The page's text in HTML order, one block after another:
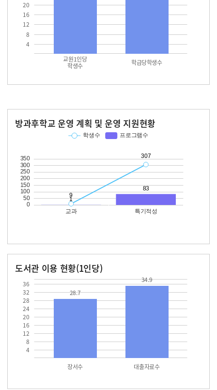
4
8
12
16
20
교원1인당
학생수 학급당학생수
방과후학교 운영 계획 및 운영 지원현황
도서관 이용 현황(1인당)
4
8
12
16
20
24
28
32
36
장서수 대출자료수
28.7
34.9